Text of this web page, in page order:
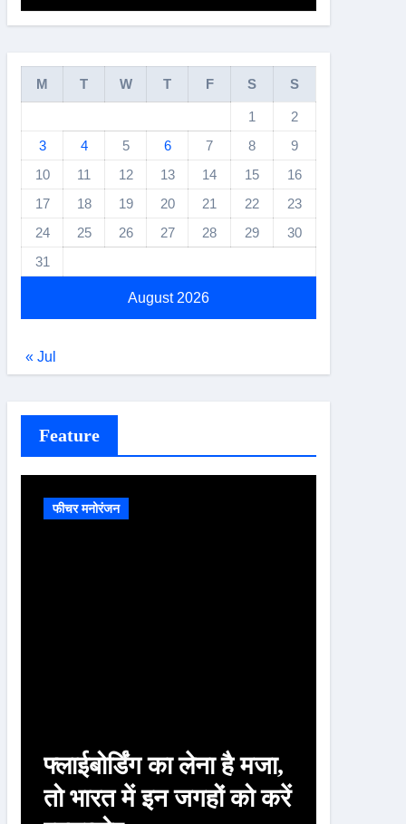
August 2026
M T W T F S S
1
2
3
4 5 6 7 8
9
10
11 12 13 14 15
16
17
18 19 20 21 22
23
24
25 26 27 28 29
30
31
« Jul
Feature
फीचर मनोरंजन
फ्लाईबोर्डिंग का लेना है मजा,
तो भारत में इन जगहों को करें